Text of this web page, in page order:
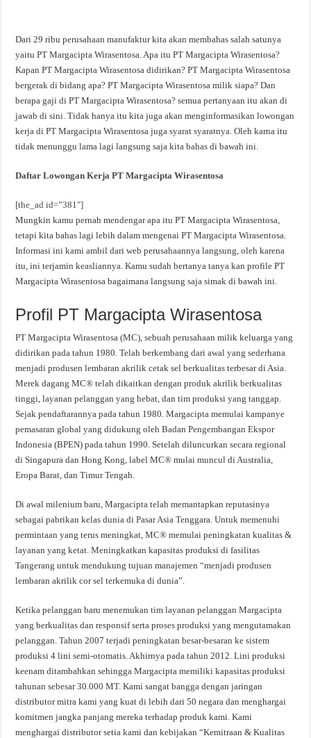
Dari 29 ribu perusahaan manufaktur kita akan membahas salah satunya
yaitu PT Margacipta Wirasentosa. Apa itu PT Margacipta Wirasentosa?
Kapan PT Margacipta Wirasentosa didirikan? PT Margacipta Wirasentosa
bergerak di bidang apa? PT Margacipta Wirasentosa milik siapa? Dan
berapa gaji di PT Margacipta Wirasentosa? semua pertanyaan itu akan di
jawab di sini. Tidak hanya itu kita juga akan menginformasikan lowongan
kerja di PT Margacipta Wirasentosa juga syarat syaratnya. Oleh karna itu
tidak menunggu lama lagi langsung saja kita bahas di bawah ini.
Daftar Lowongan Kerja PT Margacipta Wirasentosa
[the_ad id=”381″]
Mungkin kamu pernah mendengar apa itu PT Margacipta Wirasentosa,
tetapi kita bahas lagi lebih dalam mengenai PT Margacipta Wirasentosa.
Informasi ini kami ambil dari web perusahaannya langsung, oleh karena
itu, ini terjamin keasliannya. Kamu sudah bertanya tanya kan profile PT
Margacipta Wirasentosa bagaimana langsung saja simak di bawah ini.
Profil PT Margacipta Wirasentosa
PT Margacipta Wirasentosa (MC), sebuah perusahaan milik keluarga yang
didirikan pada tahun 1980. Telah berkembang dari awal yang sederhana
menjadi produsen lembaran akrilik cetak sel berkualitas terbesar di Asia.
Merek dagang MC® telah dikaitkan dengan produk akrilik berkualitas
tinggi, layanan pelanggan yang hebat, dan tim produksi yang tanggap.
Sejak pendaftarannya pada tahun 1980. Margacipta memulai kampanye
pemasaran global yang didukung oleh Badan Pengembangan Ekspor
Indonesia (BPEN) pada tahun 1990. Setelah diluncurkan secara regional
di Singapura dan Hong Kong, label MC® mulai muncul di Australia,
Eropa Barat, dan Timur Tengah.
Di awal milenium baru, Margacipta telah memantapkan reputasinya
sebagai pabrikan kelas dunia di Pasar Asia Tenggara. Untuk memenuhi
permintaan yang terus meningkat, MC® memulai peningkatan kualitas &
layanan yang ketat. Meningkatkan kapasitas produksi di fasilitas
Tangerang untuk mendukung tujuan manajemen “menjadi produsen
lembaran akrilik cor sel terkemuka di dunia”.
Ketika pelanggan baru menemukan tim layanan pelanggan Margacipta
yang berkualitas dan responsif serta proses produksi yang mengutamakan
pelanggan. Tahun 2007 terjadi peningkatan besar-besaran ke sistem
produksi 4 lini semi-otomatis. Akhirnya pada tahun 2012. Lini produksi
keenam ditambahkan sehingga Margacipta memiliki kapasitas produksi
tahunan sebesar 30.000 MT. Kami sangat bangga dengan jaringan
distributor mitra kami yang kuat di lebih dari 50 negara dan menghargai
komitmen jangka panjang mereka terhadap produk kami. Kami
menghargai distributor setia kami dan kebijakan “Kemitraan & Kualitas